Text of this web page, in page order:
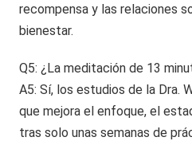
recompensa y las relaciones
bienestar.
Q5: ¿La meditación de 13
A5: Sí, los estudios de la Dra.
que mejora el enfoque, el
tras solo unas semanas de